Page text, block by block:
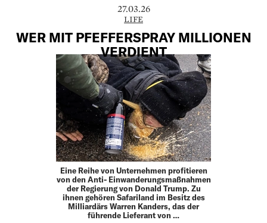
27.03.26
LIFE
WER MIT PFEFFERSPRAY MILLIONEN
VERDIENT
Eine Reihe von Unternehmen profitieren
von den Anti- Einwanderungsmaßnahmen
der Regierung von Donald Trump. Zu
ihnen gehören Safariland im Besitz des
Milliardärs Warren Kanders, das der
führende Lieferant von …